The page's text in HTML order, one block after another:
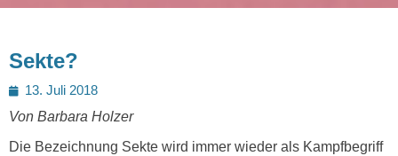
Sekte?
Posted
on
13. Juli 2018
Von Barbara Holzer
Die Bezeichnung Sekte wird immer wieder als Kampfbegriff